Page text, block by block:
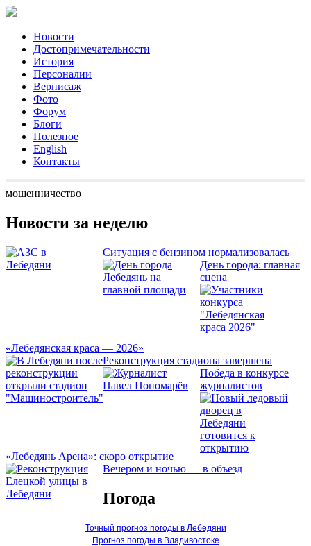
Новости
Достопримечательности
История
Персоналии
Вернисаж
Фото
Форум
Блоги
Полезное
English
Контакты
мошенничество
Новости за неделю
Ситуация с бензином нормализовалась
День города: главная
сцена
«Лебедянская краса — 2026»
Реконструкция стадиона завершена
Победа в конкурсе
журналистов
«Лебедянь Арена»: скоро открытие
Вечером и ночью — в объезд
Погода
Точный прогноз погоды в Лебедяни
Прогноз погоды в Владивостоке